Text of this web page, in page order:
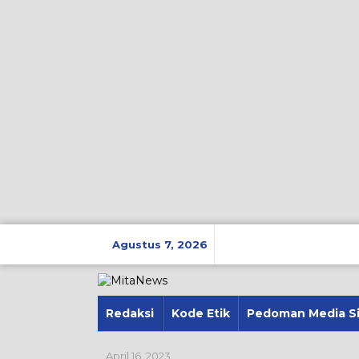
Agustus 7, 2026
Redaksi Kode Etik Pedoman Media
April 16, 2023